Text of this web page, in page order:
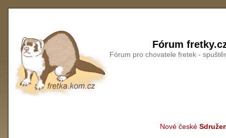
Fórum
Fórum pro chovatele fretek -
Nové české